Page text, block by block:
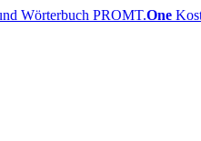
PROMT.One